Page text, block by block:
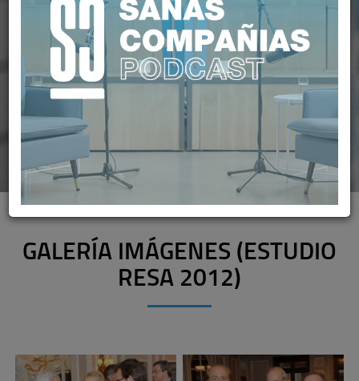
GALERÍAIMÁGENES
GALERÍA IMÁGENES (ESTUDIO
RESA 2012)